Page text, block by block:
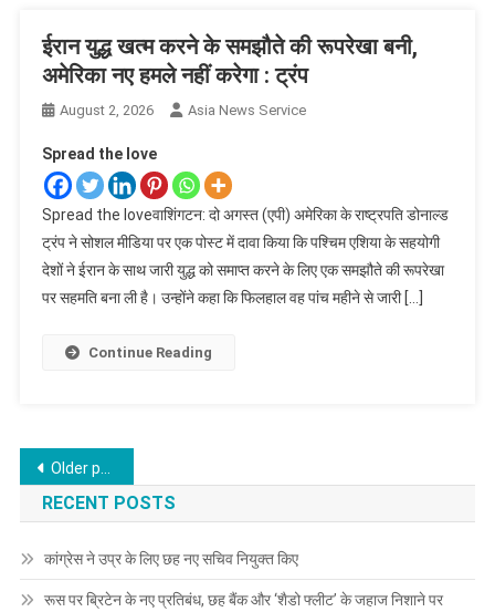
ईरान युद्ध खत्म करने के समझौते की रूपरेखा बनी,
अमेरिका नए हमले नहीं करेगा : ट्रंप
August 2, 2026 Asia News Service
Spread the love
Spread the loveवाशिंगटन: दो अगस्त (एपी) अमेरिका के राष्ट्रपति डोनाल्ड
ट्रंप ने सोशल मीडिया पर एक पोस्ट में दावा किया कि पश्चिम एशिया के सहयोगी
देशों ने ईरान के साथ जारी युद्ध को समाप्त करने के लिए एक समझौते की रूपरेखा
पर सहमति बना ली है। उन्होंने कहा कि फिलहाल वह पांच महीने से जारी […]
Continue Reading
Posts
navigation
Older posts
RECENT POSTS
कांग्रेस ने उप्र के लिए छह नए सचिव नियुक्त किए
रूस पर ब्रिटेन के नए प्रतिबंध, छह बैंक और ‘शैडो फ्लीट’ के जहाज निशाने पर